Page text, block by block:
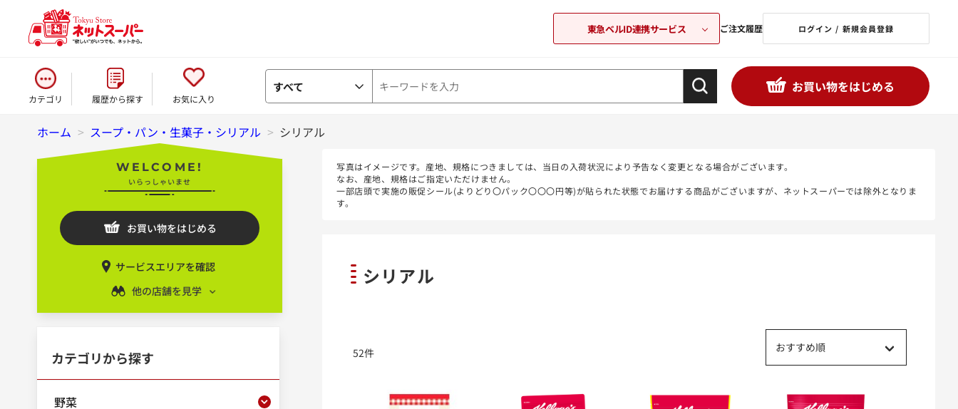
東急ベルID連携サービス ご注文履歴 ログイン / 新規会員登録
カテゴリ 履歴から探す お気に入り
すべて お買い物をはじめる
ホーム > スープ・パン・生菓子・シリアル > シリアル
WELCOME!
いらっしゃいませ
お買い物をはじめる
サービスエリアを確認
他の店舗を見学
カテゴリから探す
野菜
写真はイメージです。産地、規格につきましては、当日の入荷状況により予告なく変更となる場合がございます。
なお、産地、規格はご指定いただけません。
一部店頭で実施の販促シール(よりどり〇パック〇〇〇円等)が貼られた状態でお届けする商品がございますが、ネットスーパーでは除外となりま
す。
シリアル
52件 おすすめ順